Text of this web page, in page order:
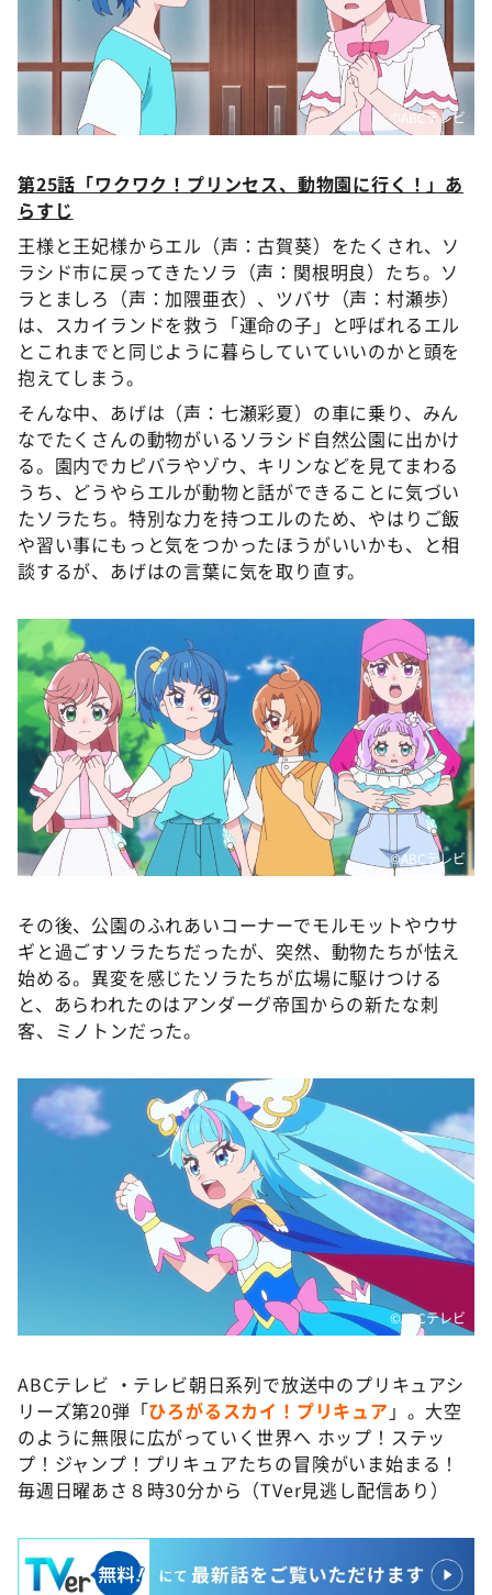
©️ABCテレビ
第25話「ワクワク！プリンセス、動物園に行く！」あ
らすじ
王様と王妃様からエル（声：古賀葵）をたくされ、ソ
ラシド市に戻ってきたソラ（声：関根明良）たち。ソ
ラとましろ（声：加隈亜衣）、ツバサ（声：村瀬歩）
は、スカイランドを救う「運命の子」と呼ばれるエル
とこれまでと同じように暮らしていていいのかと頭を
抱えてしまう。
そんな中、あげは（声：七瀬彩夏）の車に乗り、みん
なでたくさんの動物がいるソラシド自然公園に出かけ
る。園内でカピバラやゾウ、キリンなどを見てまわる
うち、どうやらエルが動物と話ができることに気づい
たソラたち。特別な力を持つエルのため、やはりご飯
や習い事にもっと気をつかったほうがいいかも、と相
談するが、あげはの言葉に気を取り直す。
©️ABCテレビ
その後、公園のふれあいコーナーでモルモットやウサ
ギと過ごすソラたちだったが、突然、動物たちが怯え
始める。異変を感じたソラたちが広場に駆けつける
と、あらわれたのはアンダーグ帝国からの新たな刺
客、ミノトンだった。
©️ABCテレビ
ABCテレビ ・テレビ朝日系列で放送中のプリキュアシ
リーズ第20弾「ひろがるスカイ！プリキュア 」。大空
のように無限に広がっていく世界へ ホップ！ステッ
プ！ジャンプ！プリキュアたちの冒険がいま始まる！
毎週日曜あさ８時30分から（TVer見逃し配信あり）